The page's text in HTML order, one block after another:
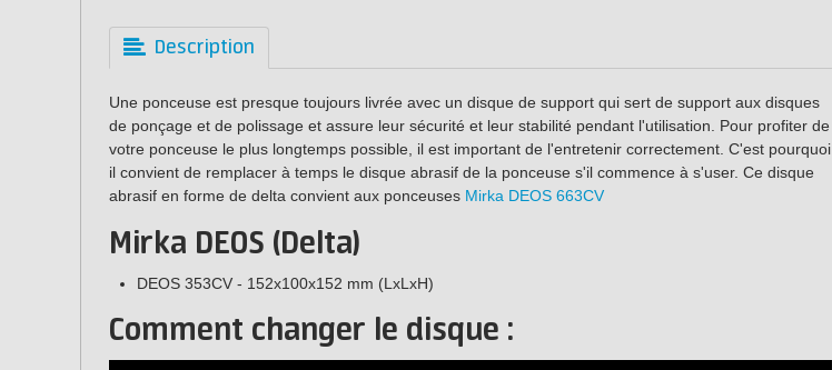
Description
Une ponceuse est presque toujours livrée avec un disque de support qui sert de support aux disques
de ponçage et de polissage et assure leur sécurité et leur stabilité pendant l'utilisation. Pour profiter de
votre ponceuse le plus longtemps possible, il est important de l'entretenir correctement. C'est pourquoi
il convient de remplacer à temps le disque abrasif de la ponceuse s'il commence à s'user. Ce disque
abrasif en forme de delta convient aux ponceuses Mirka DEOS 663CV
Mirka DEOS (Delta)
DEOS 353CV - 152x100x152 mm (LxLxH)
Comment changer le disque :